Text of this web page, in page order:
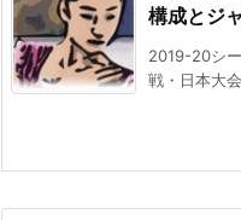
構成とジ
2019-20シ
戦・日本大